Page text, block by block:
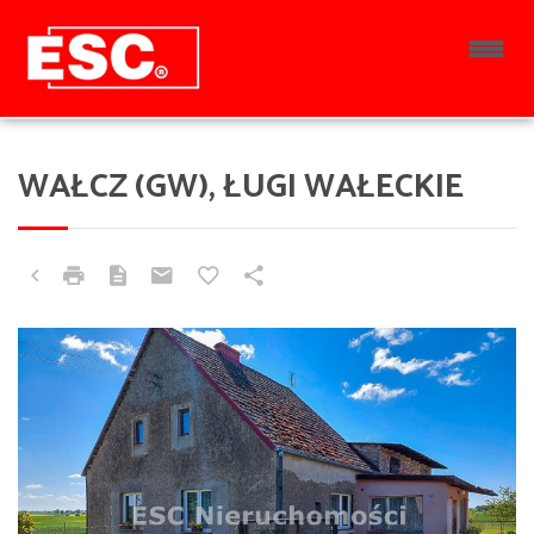
WAŁCZ (GW), ŁUGI WAŁECKIE